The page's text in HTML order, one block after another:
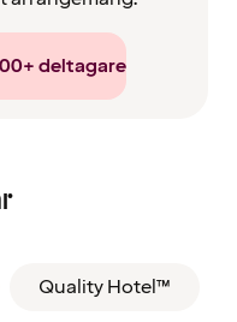
deltagare
Quality Hotel™